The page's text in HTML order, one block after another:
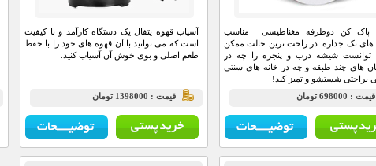
پاک کن دوطرفه مغناطیسی مناسب
تک جداره در راحت ترین حالت ممکن
توانست شیشه درب و پنجره را چه در
های چند طبقه و چه در خانه های سنتی
براحتی شستشو و تمیز کند!
قيمت : 698000 تومان
آسیاب قهوه یتفال یک دستگاه کارآمد و با کیفیت
است که می توانید با آن قهوه های خود را با حفظ
طعم اصلی و بوی خوش آن آسیاب کنید.
قيمت : 1398000 تومان